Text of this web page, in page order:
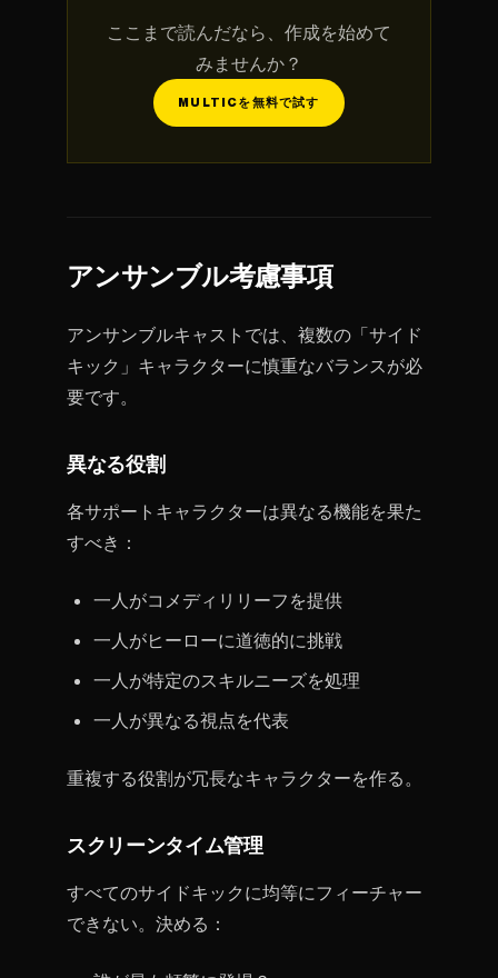
ここまで読んだなら、作成を始めて
みませんか？
MULTICを無料で試す
アンサンブル考慮事項
アンサンブルキャストでは、複数の「サイド
キック」キャラクターに慎重なバランスが必
要です。
異なる役割
各サポートキャラクターは異なる機能を果た
すべき：
一人がコメディリリーフを提供
一人がヒーローに道徳的に挑戦
一人が特定のスキルニーズを処理
一人が異なる視点を代表
重複する役割が冗長なキャラクターを作る。
スクリーンタイム管理
すべてのサイドキックに均等にフィーチャー
できない。決める：